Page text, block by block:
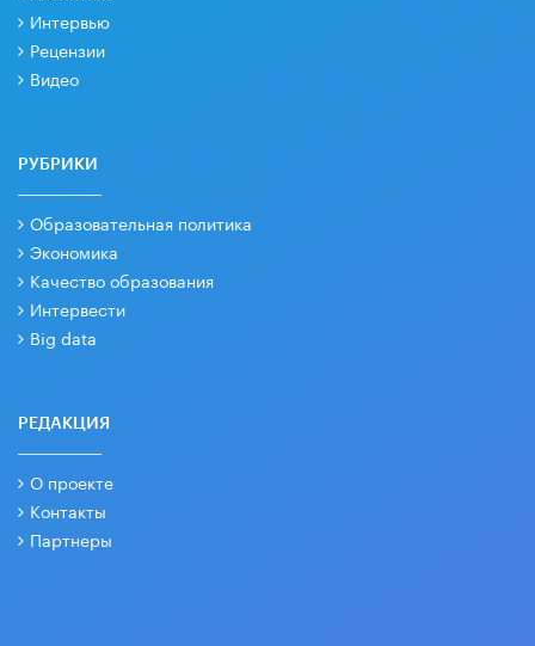
Интервью
Рецензии
Видео
РУБРИКИ
Образовательная политика
Экономика
Качество образования
Интервести
Big data
РЕДАКЦИЯ
О проекте
Контакты
Партнеры